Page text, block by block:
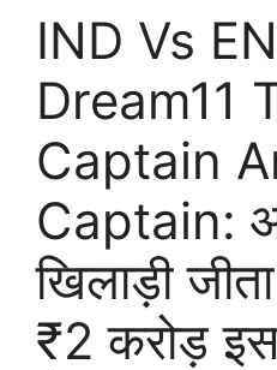
IND Vs
Dream11
Captain
Captain:
खिलाड़ी
₹2 करोड़